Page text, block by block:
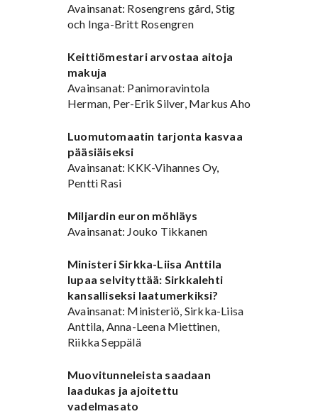
Avainsanat: Rosengrens gård, Stig
och Inga-Britt Rosengren
Keittiömestari arvostaa aitoja
makuja
Avainsanat: Panimoravintola
Herman, Per-Erik Silver, Markus Aho
Luomutomaatin tarjonta kasvaa
pääsiäiseksi
Avainsanat: KKK-Vihannes Oy,
Pentti Rasi
Miljardin euron möhläys
Avainsanat: Jouko Tikkanen
Ministeri Sirkka-Liisa Anttila
lupaa selvityttää: Sirkkalehti
kansalliseksi laatumerkiksi?
Avainsanat: Ministeriö, Sirkka-Liisa
Anttila, Anna-Leena Miettinen,
Riikka Seppälä
Muovitunneleista saadaan
laadukas ja ajoitettu
vadelmasato